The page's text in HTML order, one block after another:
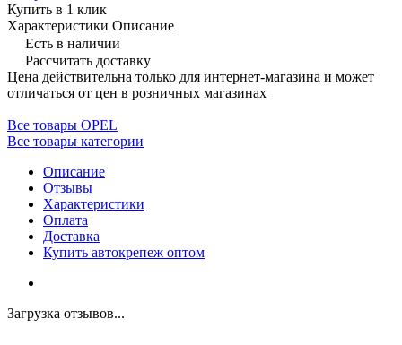
Купить в 1 клик
Характеристики Описание
Есть в наличии
Рассчитать доставку
Цена действительна только для интернет-магазина и может
отличаться от цен в розничных магазинах
Все товары OPEL
Все товары категории
Описание
Отзывы
Характеристики
Оплата
Доставка
Купить автокрепеж оптом
Загрузка отзывов...